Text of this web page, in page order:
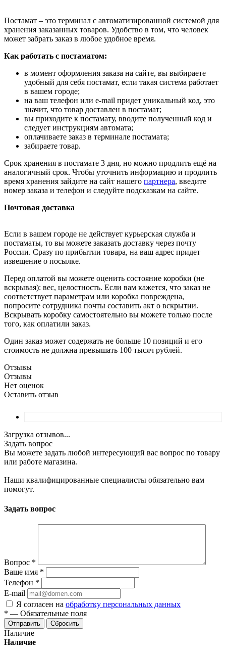
Постамат – это терминал с автоматизированной системой для
хранения заказанных товаров. Удобство в том, что человек
может забрать заказ в любое удобное время.
Как работать с постаматом:
в момент оформления заказа на сайте, вы выбираете
удобный для себя постамат, если такая система работает
в вашем городе;
на ваш телефон или e-mail придет уникальный код, это
значит, что товар доставлен в постамат;
вы приходите к постамату, вводите полученный код и
следует инструкциям автомата;
оплачиваете заказ в терминале постамата;
забираете товар.
Срок хранения в постамате 3 дня, но можно продлить ещё на
аналогичный срок. Чтобы уточнить информацию и продлить
время хранения зайдите на сайт нашего партнера, введите
номер заказа и телефон и следуйте подсказкам на сайте.
Почтовая доставка
Если в вашем городе не действует курьерская служба и
постаматы, то вы можете заказать доставку через почту
России. Сразу по прибытии товара, на ваш адрес придет
извещение о посылке.
Перед оплатой вы можете оценить состояние коробки (не
вскрывая): вес, целостность. Если вам кажется, что заказ не
соответствует параметрам или коробка повреждена,
попросите сотрудника почты составить акт о вскрытии.
Вскрывать коробку самостоятельно вы можете только после
того, как оплатили заказ.
Один заказ может содержать не больше 10 позиций и его
стоимость не должна превышать 100 тысяч рублей.
Отзывы
Отзывы
Нет оценок
Оставить отзыв
Загрузка отзывов...
Задать вопрос
Вы можете задать любой интересующий вас вопрос по товару
или работе магазина.
Наши квалифицированные специалисты обязательно вам
помогут.
Задать вопрос
Вопрос *
Ваше имя *
Телефон *
E-mail
Я согласен на обработку персональных данных
* — Обязательные поля
Отправить Сбросить
Наличие
Наличие